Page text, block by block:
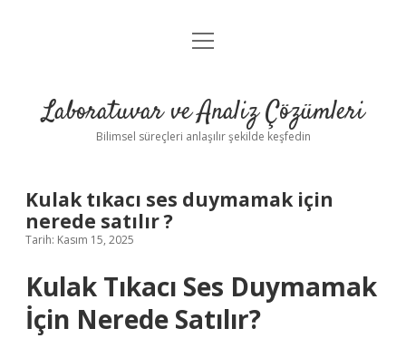
Anasayfa
Yasal Uyarı
menüyü
Laboratuvar ve Analiz Çözümleri
Bilimsel süreçleri anlaşılır şekilde keşfedin
Kulak tıkacı ses duymamak için
nerede satılır ?
Tarih: Kasım 15, 2025
Kulak Tıkacı Ses Duymamak
İçin Nerede Satılır?